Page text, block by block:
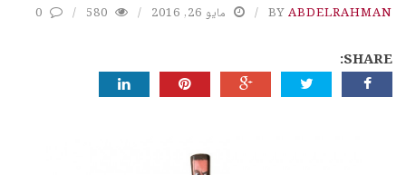
BYABDELRAHMAN مايو 26, 2016 580
0
SHARE: